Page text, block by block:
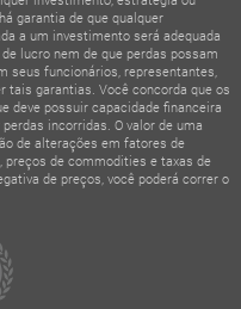
garantia de que qualquer
a um investimento será adequada
lucro nem de que perdas possam
seus funcionários, representantes,
garantias. Você concorda que os
deve possuir capacidade financeira
incorridas. O valor de uma
de alterações em fatores de
preços de commodities e taxas de
de preços, você poderá correr o